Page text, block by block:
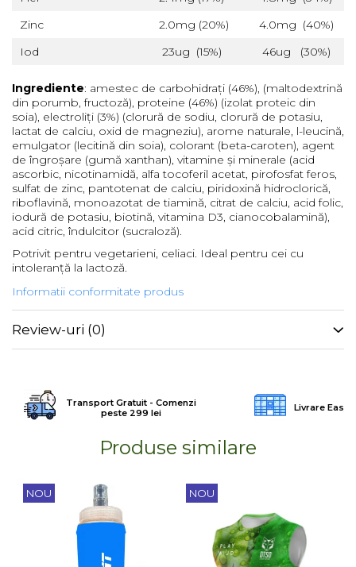
Zinc
2.0mg (20%)
4.0mg (40%)
Iod
23ug (15%) 46ug (30%)
Ingrediente: amestec de carbohidrați (46%), (maltodextrină
din porumb, fructoză), proteine (46%) (izolat proteic din
soia), electroliți (3%) (clorură de sodiu, clorură de potasiu,
lactat de calciu, oxid de magneziu), arome naturale, l-leucină,
emulgator (lecitină din soia), colorant (beta-caroten), agent
de îngroșare (gumă xanthan), vitamine și minerale (acid
ascorbic, nicotinamidă, alfa tocoferil acetat, pirofosfat feros,
sulfat de zinc, pantotenat de calciu, piridoxină hidroclorică,
riboflavină, monoazotat de tiamină, citrat de calciu, acid folic,
iodură de potasiu, biotină, vitamina D3, cianocobalamină),
acid citric, îndulcitor (sucraloză).
Potrivit pentru vegetarieni, celiaci. Ideal pentru cei cu
intoleranță la lactoză.
Informatii conformitate produs
Review-uri (0)
Transport Gratuit - Comenzi
peste 299 lei
Livrare
Produse similare
NOU NOU